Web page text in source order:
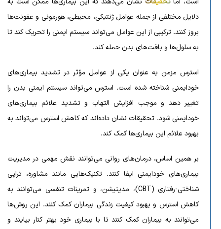
دلایل مختلفی از جمله عوامل ژنتیکی، محیطی، هورمونی و عفونت‌ها
بروز کنند. ترکیبی از این عوامل می‌تواند سیستم ایمنی را تحریک کند تا
به سلول‌ها و بافت‌های بدن حمله کند.
استرس مزمن به عنوان یکی از عوامل مؤثر در تشدید بیماری‌های
خودایمنی شناخته شده است. استرس می‌تواند سیستم ایمنی بدن را
تغییر دهد و موجب افزایش التهاب و تشدید علائم بیماری‌های
خودایمنی شود. تحقیقات نشان داده‌اند که کاهش استرس می‌تواند به
بهبود علائم این بیماری‌ها کمک کند.
بر همین اساس، درمان‌های روانی می‌توانند نقش مهمی در مدیریت
بیماری‌های خودایمنی ایفا کنند. تکنیک‌هایی مانند مشاوره، تراپی
شناختی-رفتاری (CBT)، مدیتیشن، و تمرینات تنفسی می‌توانند به
کاهش استرس و بهبود کیفیت زندگی بیماران کمک کنند. این روش‌ها
می‌توانند به بیماران کمک کنند تا با بیماری خود بهتر کنار بیایند و